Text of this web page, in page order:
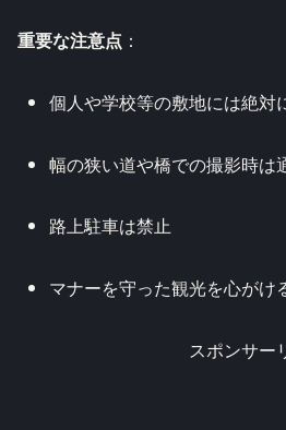
重要な注意点 ：
個人や学校等の敷地には絶対
幅の狭い道や橋での撮影時は
路上駐車は禁止
マナーを守った観光を心がけ
スポンサー